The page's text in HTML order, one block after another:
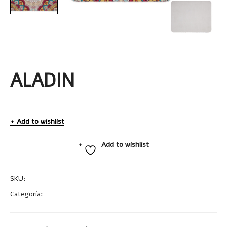
ALADIN
Add to wishlist
Add to wishlist
SKU:
Categoría: